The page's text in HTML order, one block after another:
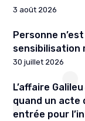
3 août 2026
Personne
sensibilisation
30 juillet 2026
L’affaire
quand un acte
entrée pour